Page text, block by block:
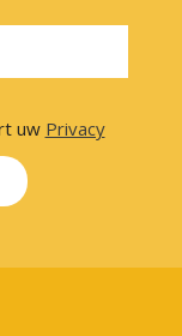
uw Privacy